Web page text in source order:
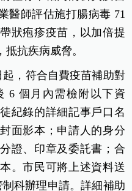
醫師評估施打腸病毒 71
狀疱疹疫苗，以加倍提
抗疾病威脅。
，符合自費疫苗補助對
6 個月內需檢附以下資
紀錄的詳細記事戶口名
面影本；申請人的身分
證、印章及委託書；合
。市民可將上述資料送
科辦理申請。詳細補助